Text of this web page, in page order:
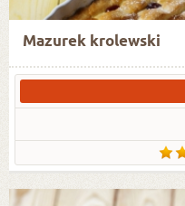
Mazurek krolewski